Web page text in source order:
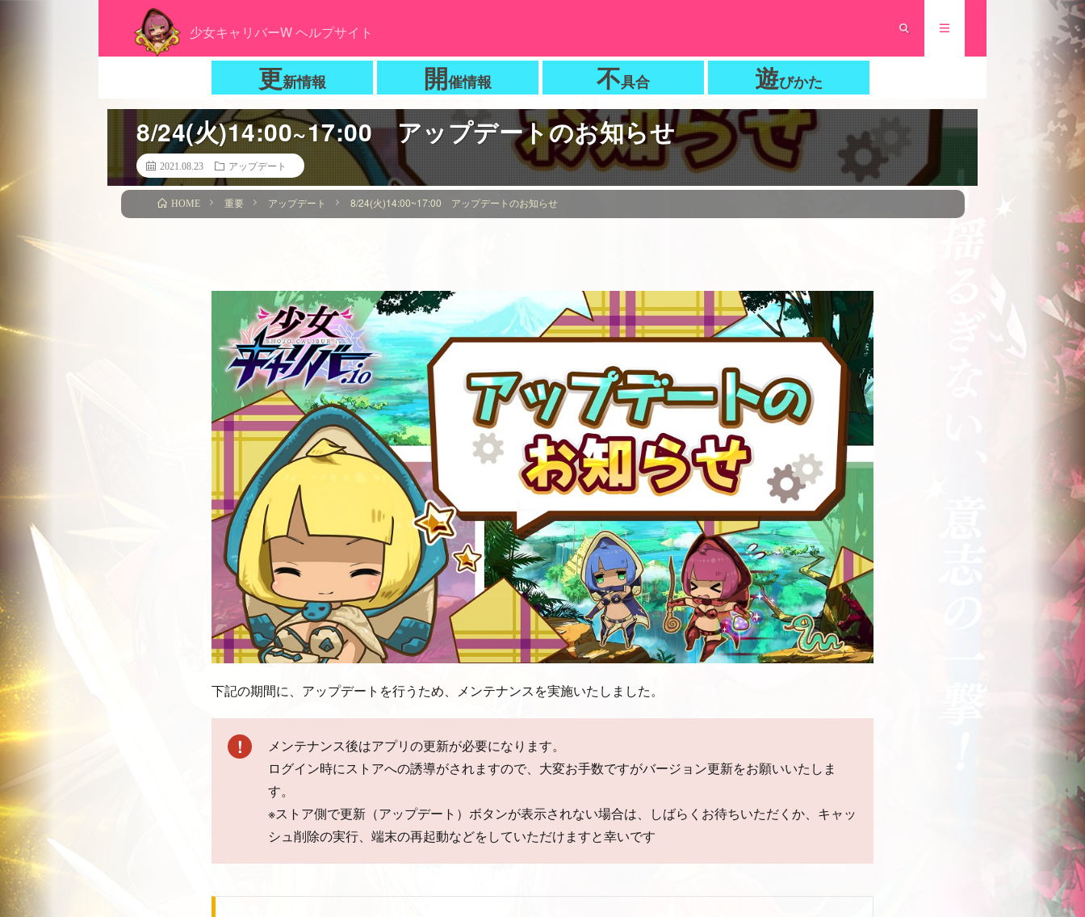
少女キャリバーW ヘルプサイト
更新情報 開催情報 不具合 遊びかた
8/24(火)14:00~17:00 アップデートのお知らせ
2021.08.23 アップデート
HOME 重要 アップデート 8/24(火)14:00~17:00 アップデートのお知らせ
下記の期間に、アップデートを行うため、メンテナンスを実施いたしました。
メンテナンス後はアプリの更新が必要になります。
ログイン時にストアへの誘導がされますので、大変お手数ですがバージョン更新をお願いいたしま
す。
※ストア側で更新（アップデート）ボタンが表示されない場合は、しばらくお待ちいただくか、キャッ
シュ削除の実行、端末の再起動などをしていただけますと幸いです